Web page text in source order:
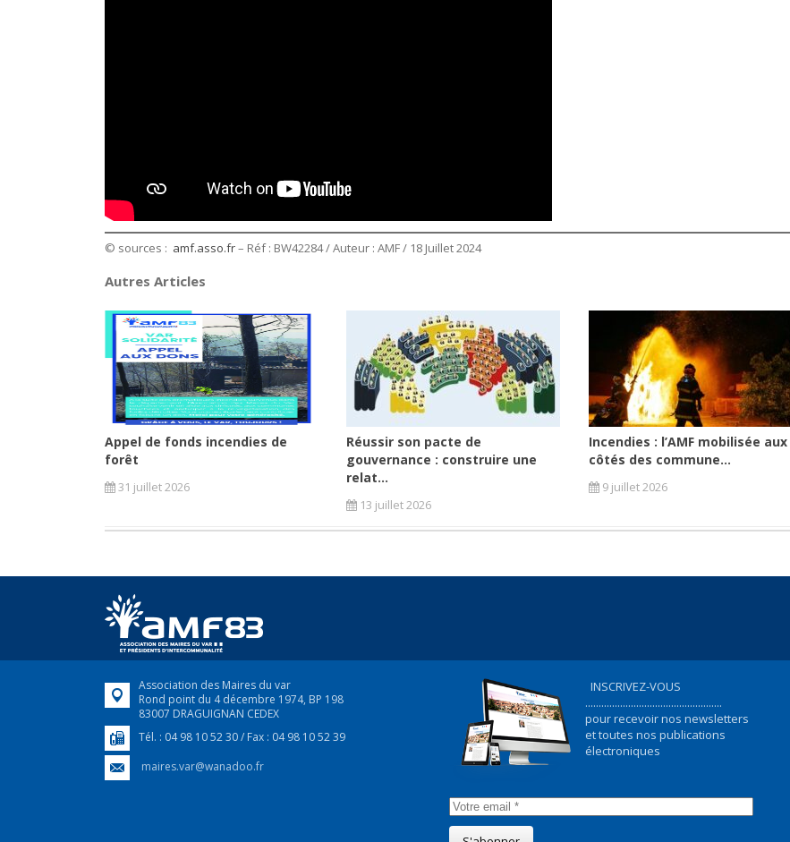
© sources : amf.asso.fr– Réf : BW42284 / Auteur : AMF / 18 Juillet 2024
Autres Articles
Appel de fonds incendies de
forêt
31 juillet 2026
Réussir son pacte de
gouvernance : construire une
relat...
13 juillet 2026
Incendies : l’AMF mobilisée aux
côtés des commune...
9 juillet 2026
Association des Maires du var
Rond point du 4 décembre 1974, BP 198
83007 DRAGUIGNAN CEDEX
Tél. : 04 98 10 52 30 / Fax : 04 98 10 52 39
maires.var@wanadoo.fr
INSCRIVEZ-VOUS
...................................................
pour recevoir nos newsletters
et toutes nos publications
électroniques